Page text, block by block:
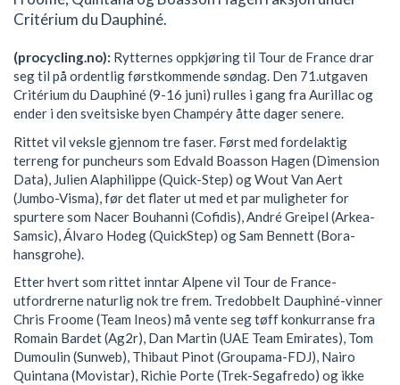
Critérium du Dauphiné.
(procycling.no): Rytternes oppkjøring til Tour de France drar
seg til på ordentlig førstkommende søndag. Den 71.utgaven
Critérium du Dauphiné (9-16 juni) rulles i gang fra Aurillac og
ender i den sveitsiske byen Champéry åtte dager senere.
Rittet vil veksle gjennom tre faser. Først med fordelaktig
terreng for puncheurs som Edvald Boasson Hagen (Dimension
Data), Julien Alaphilippe (Quick-Step) og Wout Van Aert
(Jumbo-Visma), før det flater ut med et par muligheter for
spurtere som Nacer Bouhanni (Cofidis), André Greipel (Arkea-
Samsic), Álvaro Hodeg (QuickStep) og Sam Bennett (Bora-
hansgrohe).
Etter hvert som rittet inntar Alpene vil Tour de France-
utfordrerne naturlig nok tre frem. Tredobbelt Dauphiné-vinner
Chris Froome (Team Ineos) må vente seg tøff konkurranse fra
Romain Bardet (Ag2r), Dan Martin (UAE Team Emirates), Tom
Dumoulin (Sunweb), Thibaut Pinot (Groupama-FDJ), Nairo
Quintana (Movistar), Richie Porte (Trek-Segafredo) og ikke